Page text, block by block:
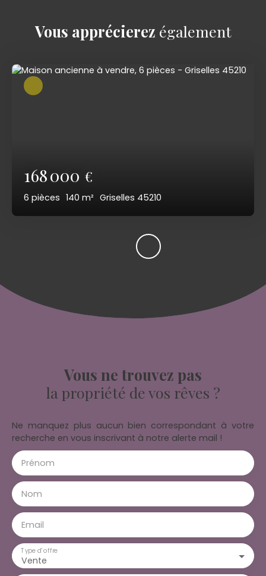
Vous apprécierez également
168 000 €
6 pièces 140 m² Griselles 45210
Vous ne trouvez pas
la propriété de vos rêves ?
Ne manquez plus aucun bien correspondant à votre
recherche en vous inscrivant à notre alerte mail !
Prénom
Nom
Email
Vente
Type d'offre